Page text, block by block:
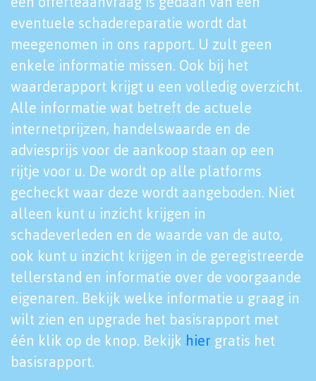
eventuele schadereparatie wordt dat
meegenomen in ons rapport. U zult geen
enkele informatie missen. Ook bij het
waarderapport krijgt u een volledig overzicht.
Alle informatie wat betreft de actuele
internetprijzen, handelswaarde en de
adviesprijs voor de aankoop staan op een
rijtje voor u. De wordt op alle platforms
gecheckt waar deze wordt aangeboden. Niet
alleen kunt u inzicht krijgen in
schadeverleden en de waarde van de auto,
ook kunt u inzicht krijgen in de geregistreerde
tellerstand en informatie over de voorgaande
eigenaren. Bekijk welke informatie u graag in
wilt zien en upgrade het basisrapport met
één klik op de knop. Bekijk hier gratis het
basisrapport.